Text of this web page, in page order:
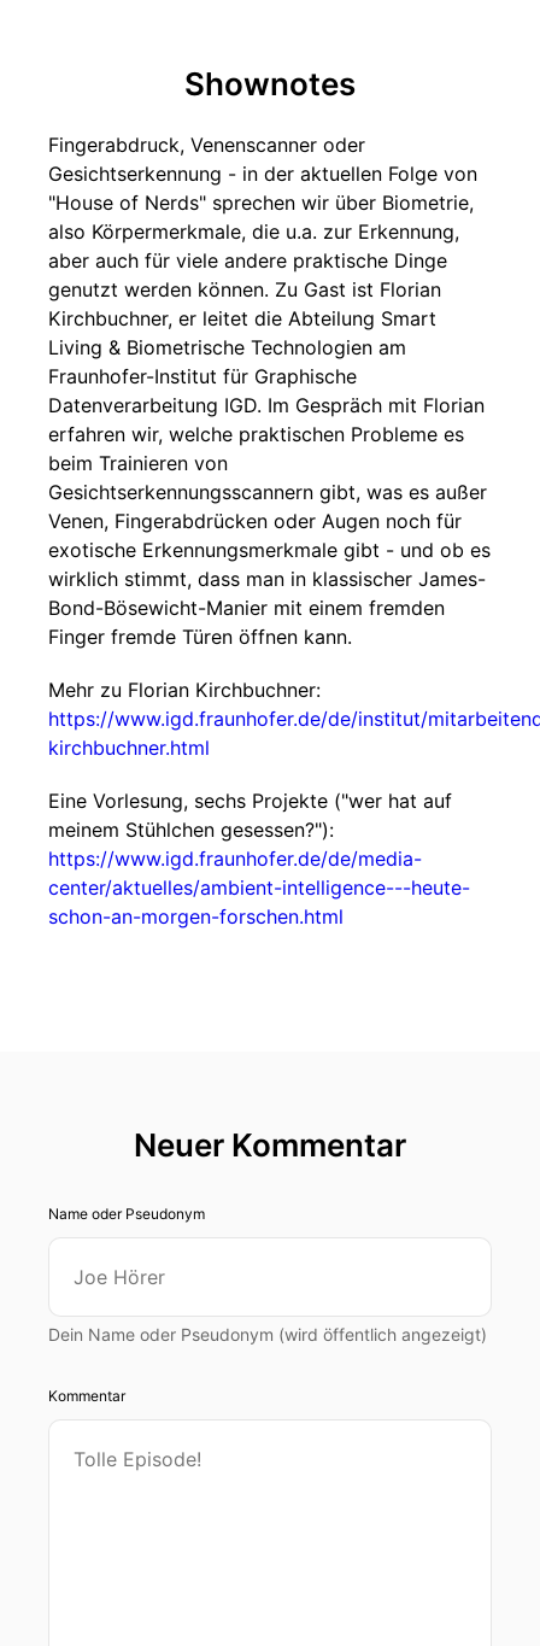
Shownotes
Fingerabdruck, Venenscanner oder
Gesichtserkennung - in der aktuellen Folge von
"House of Nerds" sprechen wir über Biometrie,
also Körpermerkmale, die u.a. zur Erkennung,
aber auch für viele andere praktische Dinge
genutzt werden können. Zu Gast ist Florian
Kirchbuchner, er leitet die Abteilung Smart
Living & Biometrische Technologien am
Fraunhofer-Institut für Graphische
Datenverarbeitung IGD. Im Gespräch mit Florian
erfahren wir, welche praktischen Probleme es
beim Trainieren von
Gesichtserkennungsscannern gibt, was es außer
Venen, Fingerabdrücken oder Augen noch für
exotische Erkennungsmerkmale gibt - und ob es
wirklich stimmt, dass man in klassischer James-
Bond-Bösewicht-Manier mit einem fremden
Finger fremde Türen öffnen kann.
Mehr zu Florian Kirchbuchner:
https://www.igd.fraunhofer.de/de/institut/
kirchbuchner.html
Eine Vorlesung, sechs Projekte ("wer hat auf
meinem Stühlchen gesessen?"):
https://www.igd.fraunhofer.de/de/media-
center/aktuelles/ambient-intelligence---heute-
schon-an-morgen-forschen.html
Neuer Kommentar
Name oder Pseudonym
Dein Name oder Pseudonym (wird öffentlich angezeigt)
Kommentar